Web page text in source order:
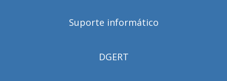
Suporte informático
DGERT